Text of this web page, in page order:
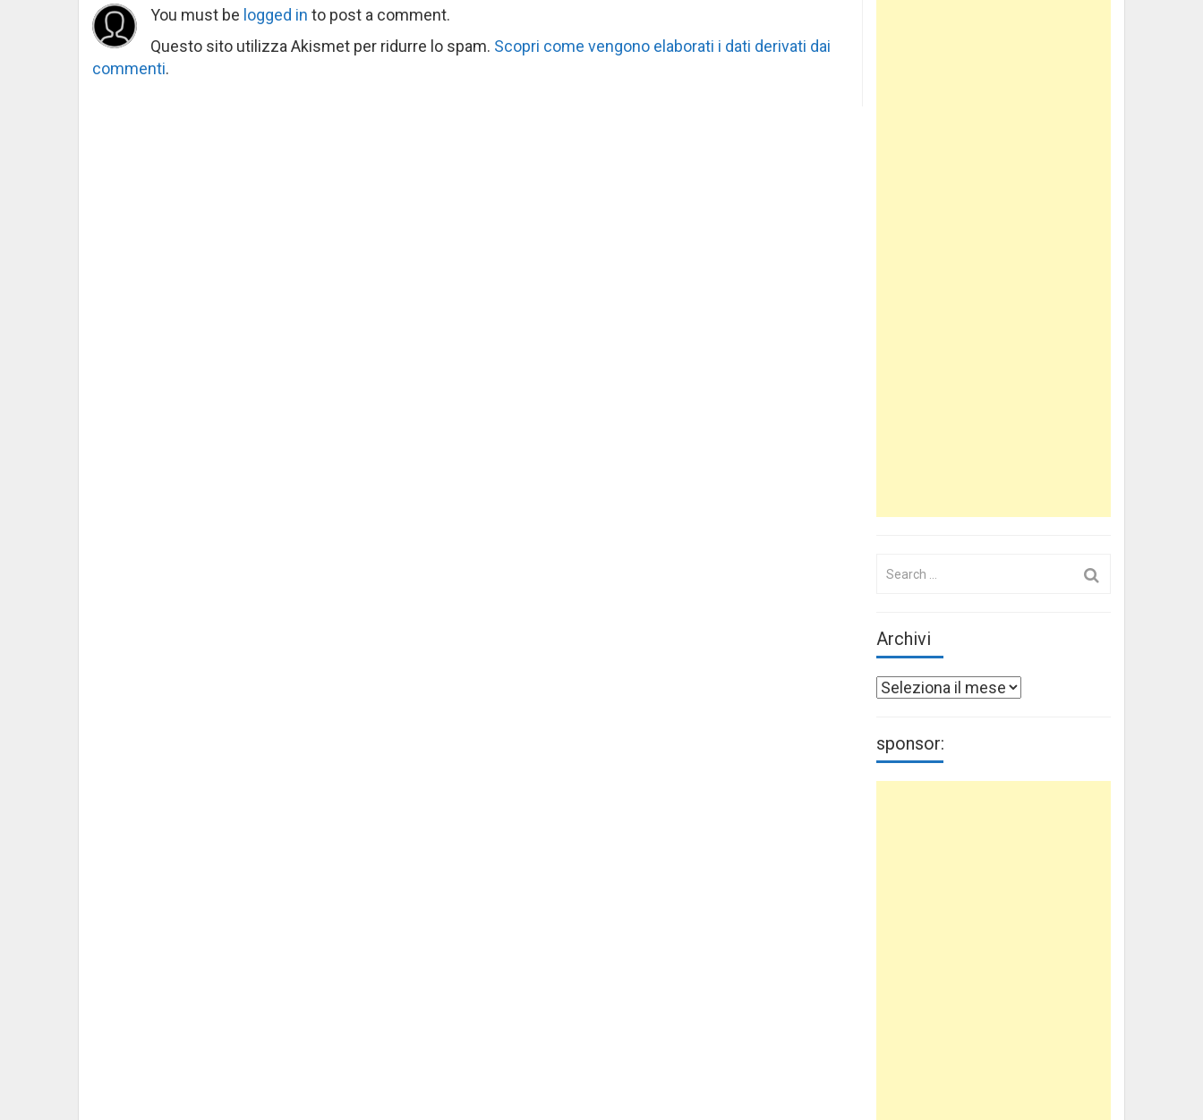
You must be logged in to post a comment.
Questo sito utilizza Akismet per ridurre lo spam. Scopri come vengono elaborati i dati derivati dai
commenti.
Archivi
Archivi
sponsor: